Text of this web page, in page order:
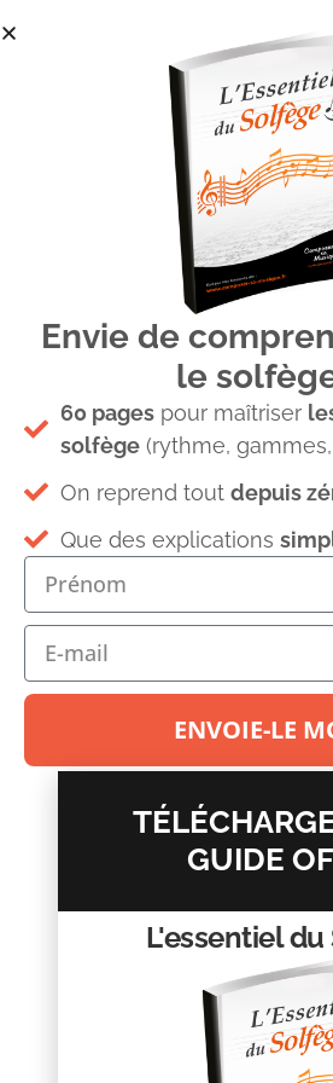
Sol dans les
gamme de Sol
Laisser un commentaire
Votre adresse e-mail ne sera pas
obligatoires sont indiqués avec
Commentaire*
Envie de
le
60 pages pour maîtriser
solfège (rythme,
On reprend tout depuis
Que des explications
ENVOIE-LE
GUIDE
L'essentiel